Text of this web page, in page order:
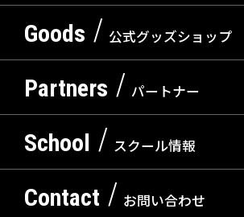
入会案内
会員ログイン
Goods 公式グッズショップ
公式グッズショップ
Partners パートナー
パートナー一覧
パートナーシップのご案内
共創自動販売機
School スクール情報
アカデミー・スクール
紹介/入会受付
Contact お問い合わせ